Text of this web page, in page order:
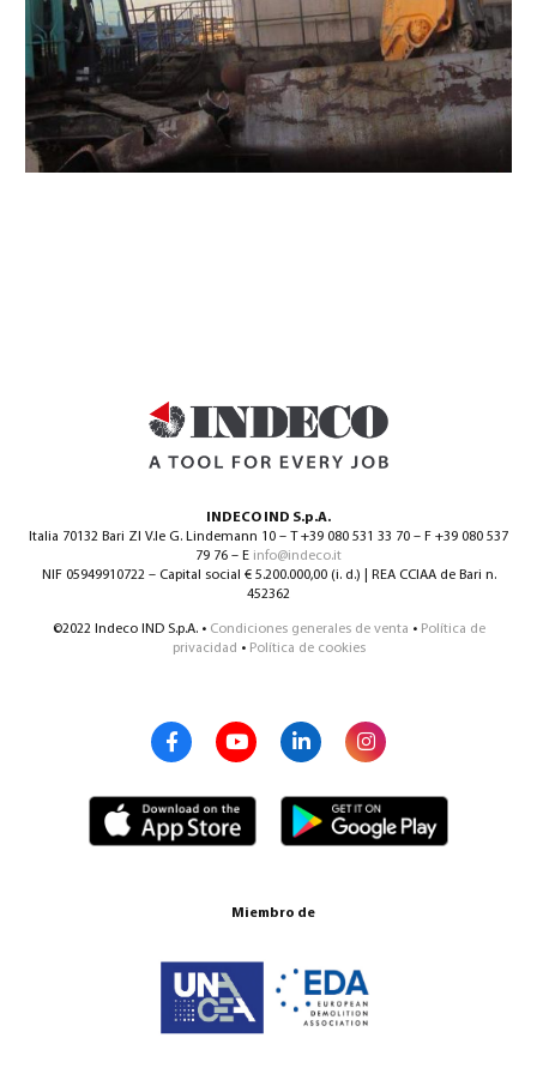
INDECO IND S.p.A.
Italia 70132 Bari ZI V.le G. Lindemann 10 – T +39 080 531 33 70 – F +39 080 537
79 76 – E info@indeco.it
NIF 05949910722 – Capital social € 5.200.000,00 (i. d.) | REA CCIAA de Bari n.
452362
©2022 Indeco IND S.p.A. • Condiciones generales de venta • Política de
privacidad • Política de cookies
Miembro de